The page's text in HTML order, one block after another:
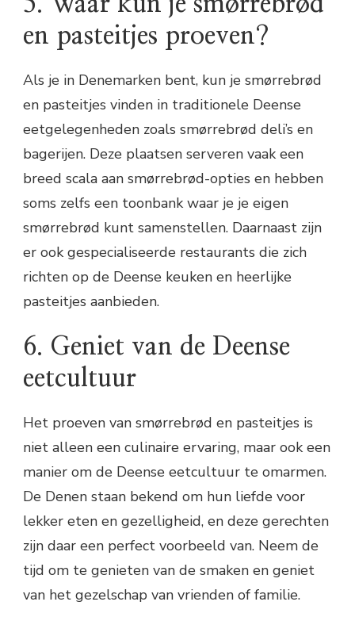
en pasteitjes proeven?
Als je in Denemarken bent, kun je smørrebrød
en pasteitjes vinden in traditionele Deense
eetgelegenheden zoals smørrebrød deli’s en
bagerijen. Deze plaatsen serveren vaak een
breed scala aan smørrebrød-opties en hebben
soms zelfs een toonbank waar je je eigen
smørrebrød kunt samenstellen. Daarnaast zijn
er ook gespecialiseerde restaurants die zich
richten op de Deense keuken en heerlijke
pasteitjes aanbieden.
6. Geniet van de Deense
eetcultuur
Het proeven van smørrebrød en pasteitjes is
niet alleen een culinaire ervaring, maar ook een
manier om de Deense eetcultuur te omarmen.
De Denen staan bekend om hun liefde voor
lekker eten en gezelligheid, en deze gerechten
zijn daar een perfect voorbeeld van. Neem de
tijd om te genieten van de smaken en geniet
van het gezelschap van vrienden of familie.